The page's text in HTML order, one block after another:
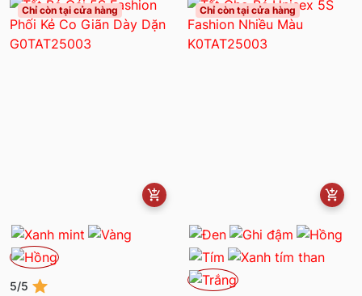
Chỉ còn tại cửa hàng
5/5
Chỉ còn tại cửa hàng